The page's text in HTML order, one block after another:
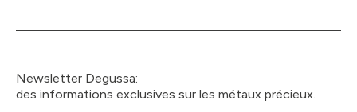
Newsletter Degussa:
des informations exclusives sur les métaux précieux.